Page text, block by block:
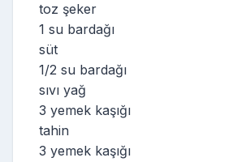
toz şeker
1 su bardağı
süt
1/2 su bardağı
sıvı yağ
3 yemek kaşığı
tahin
3 yemek kaşığı